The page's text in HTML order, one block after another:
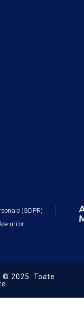
(GDPR)
urilor
© 2025. Toate